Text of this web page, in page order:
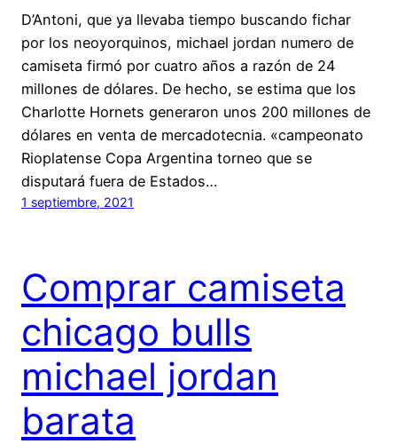
D’Antoni, que ya llevaba tiempo buscando fichar
por los neoyorquinos, michael jordan numero de
camiseta firmó por cuatro años a razón de 24
millones de dólares. De hecho, se estima que los
Charlotte Hornets generaron unos 200 millones de
dólares en venta de mercadotecnia. «campeonato
Rioplatense Copa Argentina torneo que se
disputará fuera de Estados…
1 septiembre, 2021
Comprar camiseta
chicago bulls
michael jordan
barata